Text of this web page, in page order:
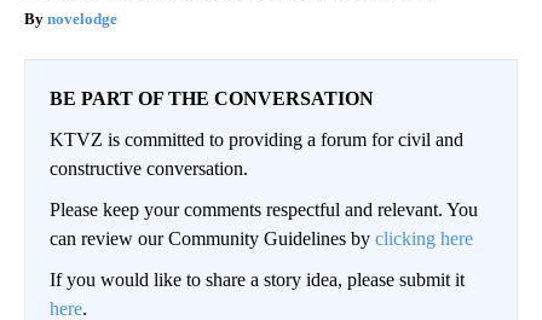
novelodge
BE PART OF THE CONVERSATION
KTVZ is committed to providing a forum for civil and
constructive conversation.
Please keep your comments respectful and relevant. You
can review our Community Guidelines by clicking here
If you would like to share a story idea, please submit it
here.